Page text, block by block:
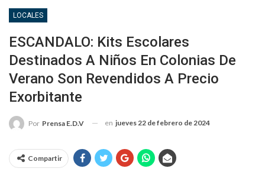
LOCALES
ESCANDALO: Kits Escolares
Destinados A Niños En Colonias De
Verano Son Revendidos A Precio
Exorbitante
Por Prensa E.D.V en jueves 22 de febrero de 2024
Compartir